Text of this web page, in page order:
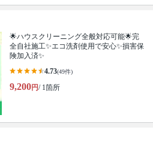
🌟ハウスクリーニング全般対応可能🌟完
全自社施工✨エコ洗剤使用で安心✨損害保
険加入済✨
4.73(49件)
9,200円/ 1箇所